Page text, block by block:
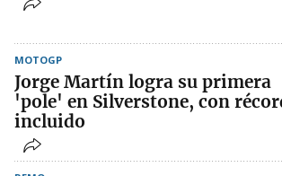
MOTOGP
Jorge Martín logra su primera
'pole' en Silverstone, con
incluido